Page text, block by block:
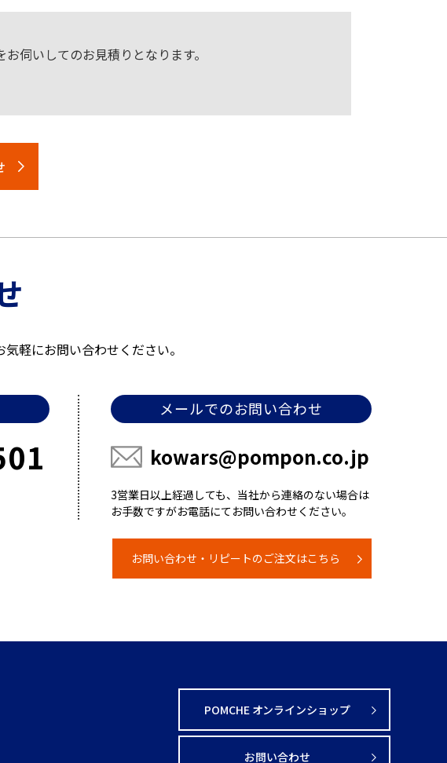
伺いしてのお見積りとなります。
軽にお問い合わせください。
メールでのお問い合わせ
kowars@pompon.co.jp
3営業日以上経過しても、当社から連絡のない場合は
お手数ですがお電話にてお問い合わせください。
お問い合わせ・リピートのご注文はこちら
POMCHE オンラインショップ
お問い合わせ